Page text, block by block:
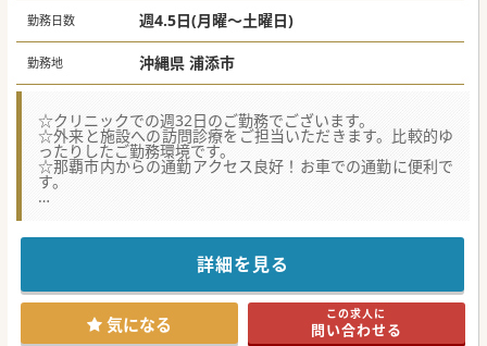
勤務日数 週4.5日(月曜～土曜日)
勤務地 沖縄県 浦添市
☆クリニックでの週32日のご勤務でございます。
☆外来と施設への訪問診療をご担当いただきます。比較的ゆ
ったりしたご勤務環境です。
☆那覇市内からの通勤アクセス良好！お車での通勤に便利で
す。
す。
週4.5日(32時間)のご勤務で、外来のみをご担当頂きます。
当直対応はなく、残業もほとんどございませんのでご自身の
時間を大切にした働き方が可能でございます。
ご興味ございましたらまずはお問合せくださいませ。
#秋入職可
詳細を見る
気になる この求人に
問い合わせる